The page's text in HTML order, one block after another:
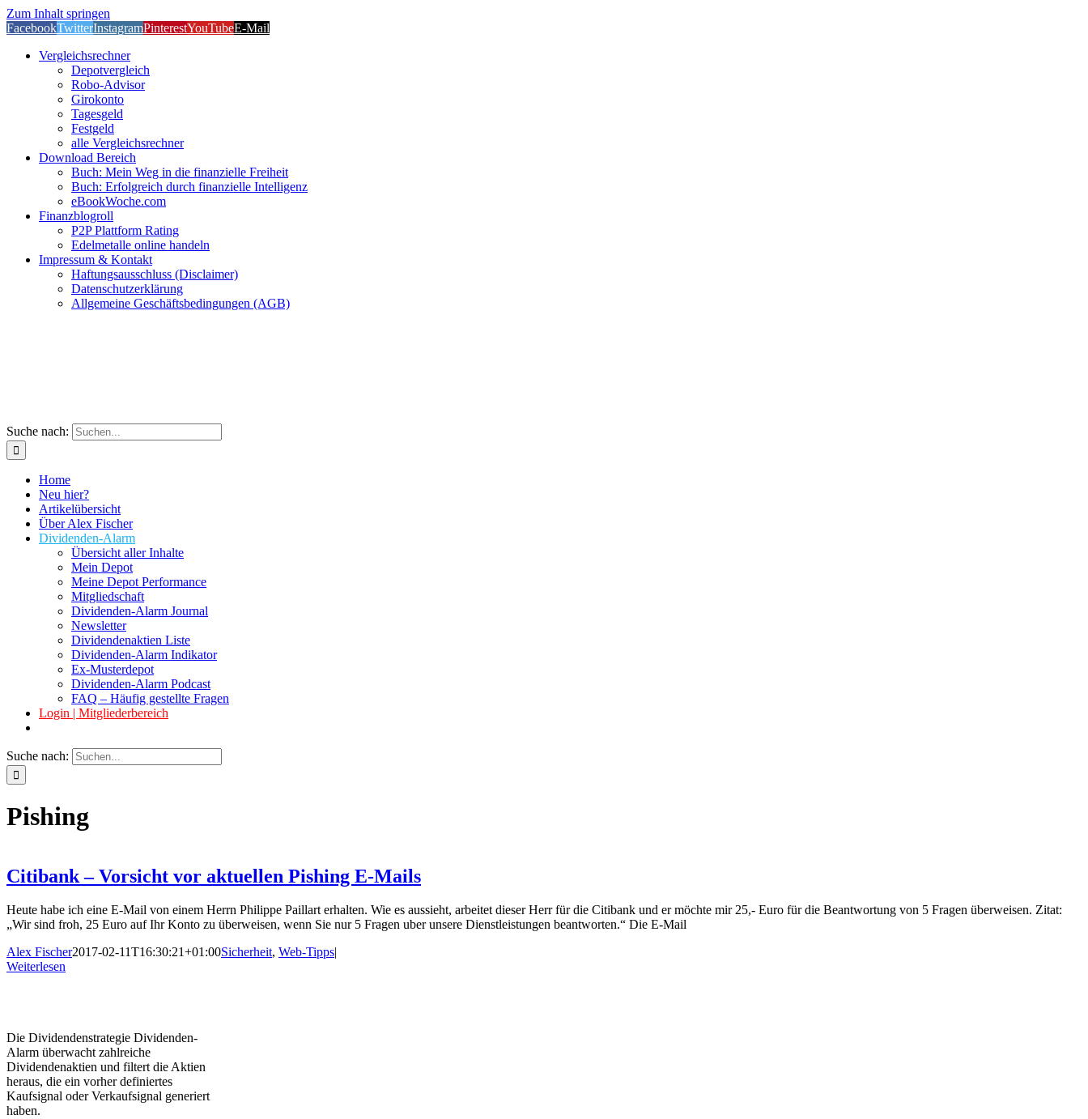
Zum Inhalt springen
FacebookTwitterInstagramPinterestYouTubeE-Mail
Vergleichsrechner
Depotvergleich
Robo-Advisor
Girokonto
Tagesgeld
Festgeld
alle Vergleichsrechner
Download Bereich
Buch: Mein Weg in die finanzielle Freiheit
Buch: Erfolgreich durch finanzielle Intelligenz
eBookWoche.com
Finanzblogroll
P2P Plattform Rating
Edelmetalle online handeln
Impressum & Kontakt
Haftungsausschluss (Disclaimer)
Datenschutzerklärung
Allgemeine Geschäftsbedingungen (AGB)
Suche nach:
Home
Neu hier?
Artikelübersicht
Über Alex Fischer
Dividenden-Alarm
Übersicht aller Inhalte
Mein Depot
Meine Depot Performance
Mitgliedschaft
Dividenden-Alarm Journal
Newsletter
Dividendenaktien Liste
Dividenden-Alarm Indikator
Ex-Musterdepot
Dividenden-Alarm Podcast
FAQ – Häufig gestellte Fragen
Login | Mitgliederbereich
Suche nach:
Pishing
Citibank – Vorsicht vor aktuellen Pishing E-Mails
Heute habe ich eine E-Mail von einem Herrn Philippe Paillart erhalten. Wie es aussieht, arbeitet dieser Herr für die Citibank und er möchte mir 25,- Euro für die Beantwortung von 5 Fragen überweisen. Zitat:
„Wir sind froh, 25 Euro auf Ihr Konto zu überweisen, wenn Sie nur 5 Fragen uber unsere Dienstleistungen beantworten.“ Die E-Mail
Alex Fischer2017-02-11T16:30:21+01:00Sicherheit, Web-Tipps|
Weiterlesen
Die Dividendenstrategie Dividenden-
Alarm überwacht zahlreiche
Dividendenaktien und filtert die Aktien
heraus, die ein vorher definiertes
Kaufsignal oder Verkaufsignal generiert
haben.